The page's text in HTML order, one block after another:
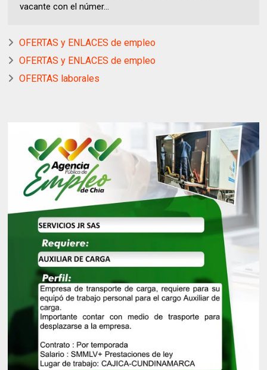
vacante con el númer...
OFERTAS y ENLACES de empleo
OFERTAS y ENLACES de empleo
OFERTAS laborales